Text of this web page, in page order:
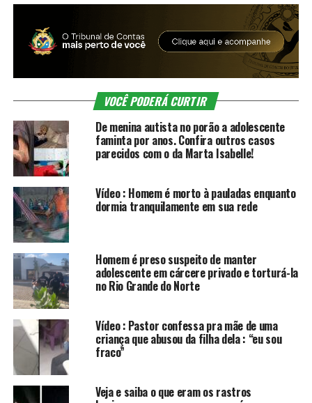
VOCÊ PODERÁ CURTIR
De menina autista no porão a adolescente
faminta por anos. Confira outros casos
parecidos com o da Marta Isabelle!
Vídeo : Homem é morto à pauladas enquanto
dormia tranquilamente em sua rede
Homem é preso suspeito de manter
adolescente em cárcere privado e torturá-la
no Rio Grande do Norte
Vídeo : Pastor confessa pra mãe de uma
criança que abusou da filha dela : “eu sou
fraco”
Veja e saiba o que eram os rastros